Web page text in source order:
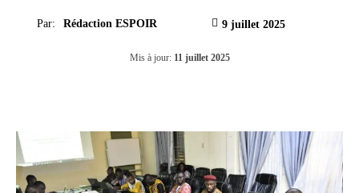
Par: Rédaction ESPOIR 9 juillet 2025
Mis à jour: 11 juillet 2025